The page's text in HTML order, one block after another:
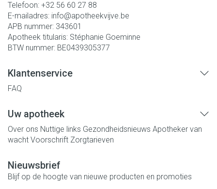
Telefoon: +32 56 60 27 88
E-mailadres: info@apotheekvijve.be
APB nummer: 343601
Apotheek titularis: Stéphanie Goeminne
BTW nummer: BE0439305377
Klantenservice
FAQ
Uw apotheek
Over ons Nuttige links Gezondheidsnieuws Apotheker van
wacht Voorschrift Zorgtarieven
Nieuwsbrief
Blijf op de hoogte van nieuwe producten en promoties